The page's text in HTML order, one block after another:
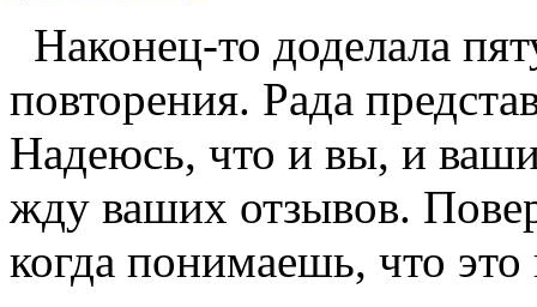
Наконец-то доделала
повторения. Рада
Надеюсь, что и вы, и
жду ваших отзывов.
когда понимаешь, что